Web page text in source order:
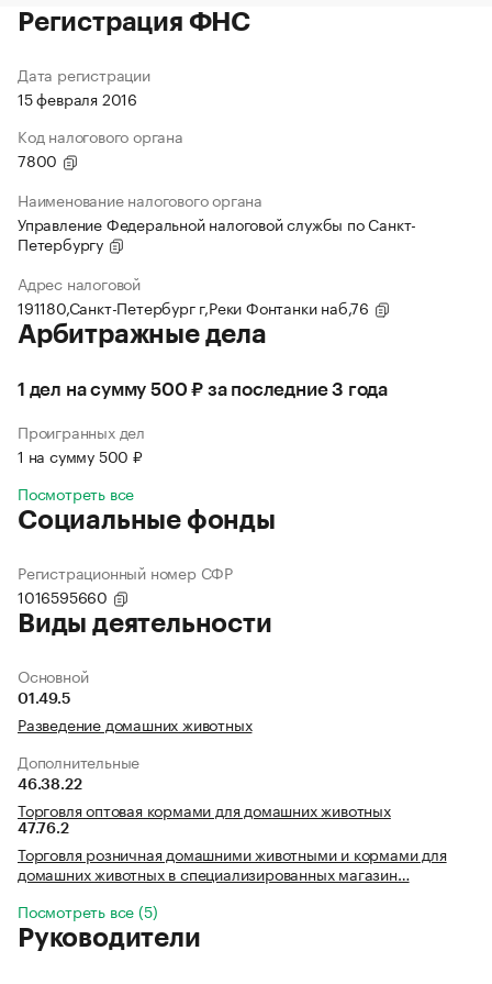
Регистрация ФНС
Дата регистрации
15 февраля 2016
Код налогового органа
7800
Наименование налогового органа
Управление Федеральной налоговой службы по Санкт-
Петербургу
Адрес налоговой
191180,Санкт-Петербург г,Реки Фонтанки наб,76
Арбитражные дела
1 дел на сумму 500 ₽ за последние 3 года
Проигранных дел
1 на сумму 500 ₽
Посмотреть все
Социальные фонды
Регистрационный номер СФР
1016595660
Виды деятельности
Основной
01.49.5
Разведение домашних животных
Дополнительные
46.38.22
Торговля оптовая кормами для домашних животных
47.76.2
Торговля розничная домашними животными и кормами для
домашних животных в специализированных магазин…
Посмотреть все (5)
Руководители